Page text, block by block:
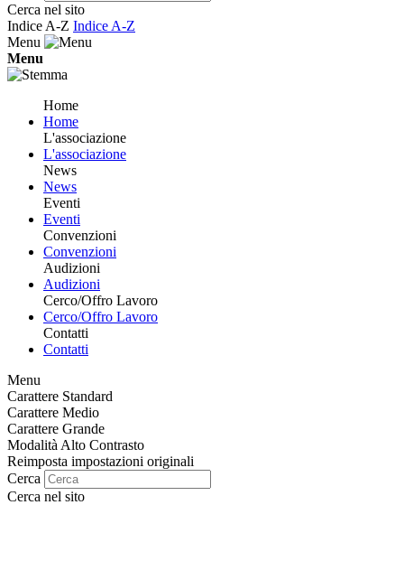
Cerca nel sito
Indice A-Z Indice A-Z
Menu
Menu
Home
Home
L'associazione
L'associazione
News
News
Eventi
Eventi
Convenzioni
Convenzioni
Audizioni
Audizioni
Cerco/Offro Lavoro
Cerco/Offro Lavoro
Contatti
Contatti
Menu
Carattere Standard
Carattere Medio
Carattere Grande
Modalità Alto Contrasto
Reimposta impostazioni originali
Cerca
Cerca nel sito